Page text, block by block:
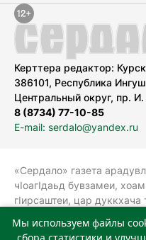
Керттера редактор:
386101, Республика
Центральный округ, пр.
8 (8734) 77-10-85
E-mail: serdalo@yandex.ru
«Сердало» газета
чIоагIдаьд бувзамеи,
гIирсаштеи, цар дуккхача
болхлоша (Роскомнадзор).
Мы используем файлы